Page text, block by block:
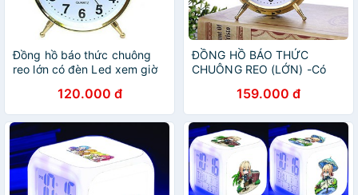
Đồng hồ báo thức chuông
reo lớn có đèn Led xem giờ
120.000 đ
ĐỒNG HỒ BÁO THỨC
CHUÔNG REO (LỚN) -Có
hàng chuẩn159.000 đ